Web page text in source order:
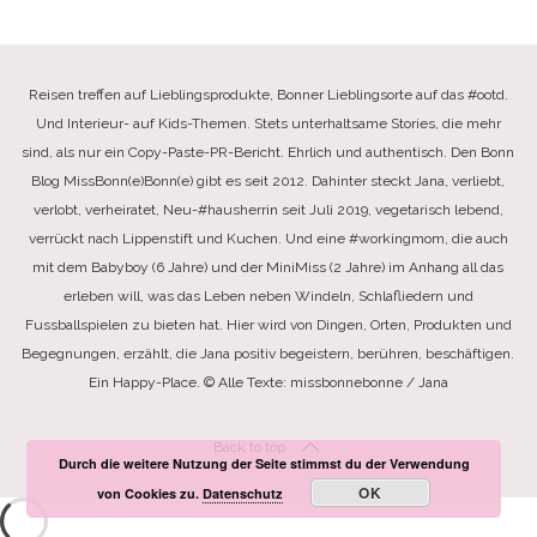
Reisen treffen auf Lieblingsprodukte, Bonner Lieblingsorte auf das #ootd.
Und Interieur- auf Kids-Themen. Stets unterhaltsame Stories, die mehr
sind, als nur ein Copy-Paste-PR-Bericht. Ehrlich und authentisch. Den Bonn
Blog MissBonn(e)Bonn(e) gibt es seit 2012. Dahinter steckt Jana, verliebt,
verlobt, verheiratet, Neu-#hausherrin seit Juli 2019, vegetarisch lebend,
verrückt nach Lippenstift und Kuchen. Und eine #workingmom, die auch
mit dem Babyboy (6 Jahre) und der MiniMiss (2 Jahre) im Anhang all das
erleben will, was das Leben neben Windeln, Schlafliedern und
Fussballspielen zu bieten hat. Hier wird von Dingen, Orten, Produkten und
Begegnungen, erzählt, die Jana positiv begeistern, berühren, beschäftigen.
Ein Happy-Place. © Alle Texte: missbonnebonne / Jana
Back to top
Durch die weitere Nutzung der Seite stimmst du der Verwendung
von Cookies zu.Datenschutz OK